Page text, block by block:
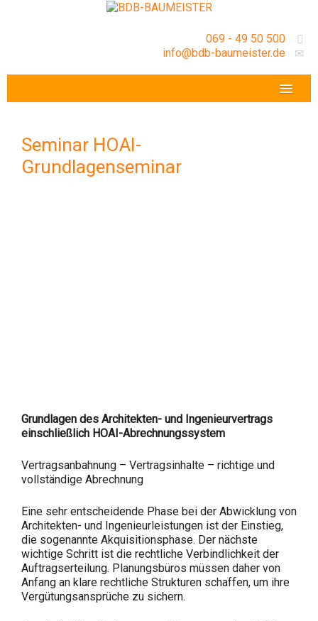
069 - 49 50 500
info@bdb-baumeister.de
GESCHÄFTSSTELLE
Seminar HOAI-
Grundlagenseminar
Grundlagen des Architekten- und Ingenieurvertrags
einschließlich HOAI-Abrechnungssystem
Vertragsanbahnung – Vertragsinhalte – richtige und
vollständige Abrechnung
Eine sehr entscheidende Phase bei der Abwicklung von
Architekten- und Ingenieurleistungen ist der Einstieg,
die sogenannte Akquisitionsphase. Der nächste
wichtige Schritt ist die rechtliche Verbindlichkeit der
Auftragserteilung. Planungsbüros müssen daher von
Anfang an klare rechtliche Strukturen schaffen, um ihre
Vergütungsansprüche zu sichern.